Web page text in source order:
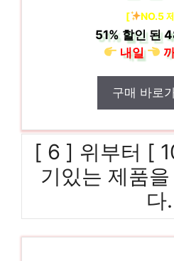
[ NO.5
51% 할인 된
내일
구매 바로
[ 6 ] 위부터 [
기있는 제품
다.